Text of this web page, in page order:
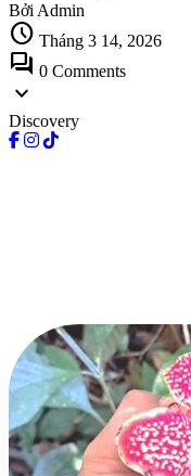
Bởi Admin
schedule Tháng 3 14, 2026
forum 0 Comments
expand_more
Discovery